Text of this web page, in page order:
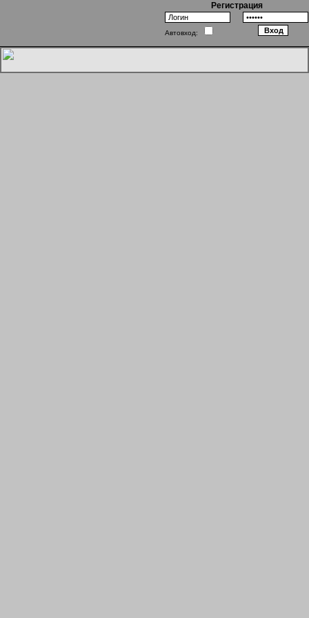
Регистрация
Автовход:
Салон мадам Зизи